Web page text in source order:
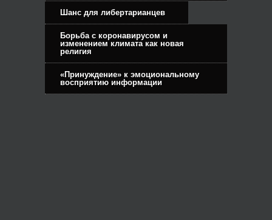
Шанс для либертарианцев
Борьба с коронавирусом и
изменением климата как новая
религия
«Принуждение» к эмоциональному
восприятию информации